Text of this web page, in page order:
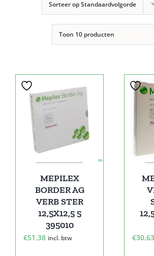
Sorteer opStandaardvolgorde
Toon 10 producten
MEPILEX
BORDER AG
VERB STER
12,5X12,5 5
395010
€51,38 incl. btw €30,63